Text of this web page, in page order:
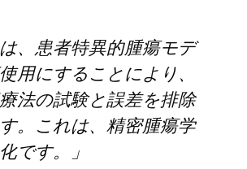
は、患者特異的腫瘍モデ
用にすることにより、
法の試験と誤差を排除
。これは、精密腫瘍学
です。」